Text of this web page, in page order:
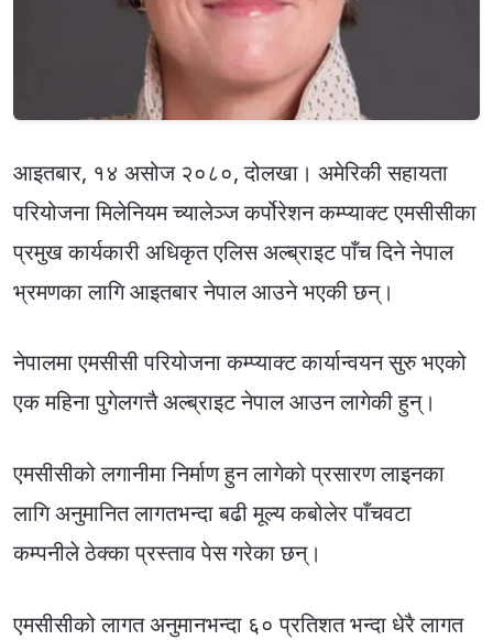
आइतबार, १४ असोज २०८०, दोलखा। अमेरिकी सहायता
परियोजना मिलेनियम च्यालेञ्ज कर्पोरेशन कम्प्याक्ट एमसीसीका
प्रमुख कार्यकारी अधिकृत एलिस अल्ब्राइट पाँच दिने नेपाल
भ्रमणका लागि आइतबार नेपाल आउने भएकी छन्।
नेपालमा एमसीसी परियोजना कम्प्याक्ट कार्यान्वयन सुरु भएको
एक महिना पुगेलगत्तै अल्ब्राइट नेपाल आउन लागेकी हुन्।
एमसीसीको लगानीमा निर्माण हुन लागेको प्रसारण लाइनका
लागि अनुमानित लागतभन्दा बढी मूल्य कबोलेर पाँचवटा
कम्पनीले ठेक्का प्रस्ताव पेस गरेका छन्।
एमसीसीको लागत अनुमानभन्दा ६० प्रतिशत भन्दा धेरै लागत